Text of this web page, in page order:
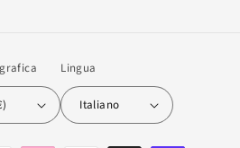
Lingua
Italiano